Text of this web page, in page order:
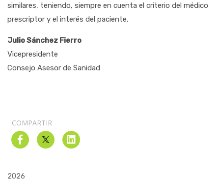
similares, teniendo, siempre en cuenta el criterio del médico
prescriptor y el interés del paciente.
Julio Sánchez Fierro
Vicepresidente
Consejo Asesor de Sanidad
COMPARTIR
2026